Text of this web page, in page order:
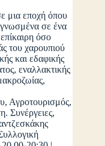
μια εποχή όπου
σε ένα
όσο
του χαρουπιού
και εδαφικής
εναλλακτικής
Αγροτουρισμός,
Συνέργειες,